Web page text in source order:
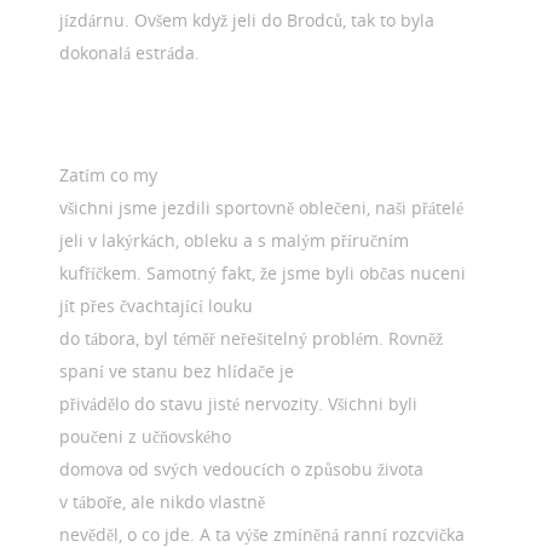
jízdárnu. Ovšem když jeli do Brodců, tak to byla
dokonalá estráda.
Zatím co my
všichni jsme jezdili sportovně oblečeni, naši přátelé
jeli v lakýrkách, obleku a s malým příručním
kufříčkem. Samotný fakt, že jsme byli občas nuceni
jít přes čvachtající louku
do tábora, byl téměř neřešitelný problém. Rovněž
spaní ve stanu bez hlídače je
přivádělo do stavu jisté nervozity. Všichni byli
poučeni z učňovského
domova od svých vedoucích o způsobu života
v táboře, ale nikdo vlastně
nevěděl, o co jde. A ta výše zmíněná ranní rozcvička